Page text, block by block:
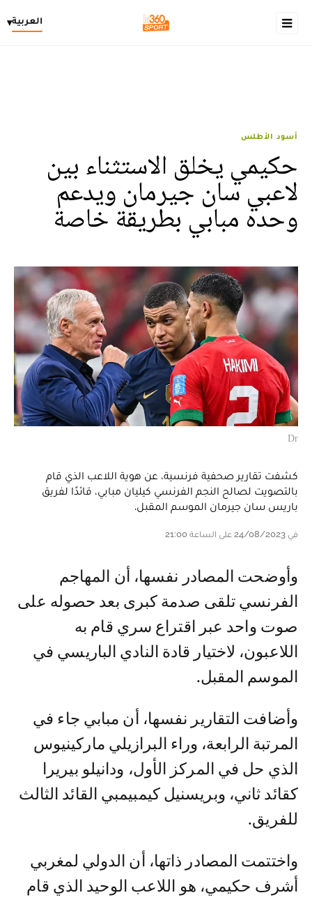
العربية▾
أسود الأطلس
حكيمي يخلق الاستثناء بين
لاعبي سان جيرمان ويدعم
وحده مبابي بطريقة خاصة
Dr
كشفت تقارير صحفية فرنسية، عن هوية اللاعب الذي قام
بالتصويت لصالح النجم الفرنسي كيليان مبابي، قائدًا لفريق
باريس سان جيرمان الموسم المقبل.
في 24/08/2023 على الساعة 21:00
وأوضحت المصادر نفسها، أن المهاجم
الفرنسي تلقى صدمة كبرى بعد حصوله على
صوت واحد عبر اقتراع سري قام به
اللاعبون، لاختيار قادة النادي الباريسي في
الموسم المقبل.
وأضافت التقارير نفسها، أن مبابي جاء في
المرتبة الرابعة، وراء البرازيلي ماركينيوس
الذي حل في المركز الأول، ودانيلو بيريرا
كقائد ثاني، وبريسنيل كيمبيمبي القائد الثالث
للفريق.
واختتمت المصادر ذاتها، أن الدولي لمغربي
أشرف حكيمي، هو اللاعب الوحيد الذي قام